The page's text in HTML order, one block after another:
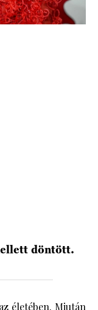
döntött.
életében. Miután